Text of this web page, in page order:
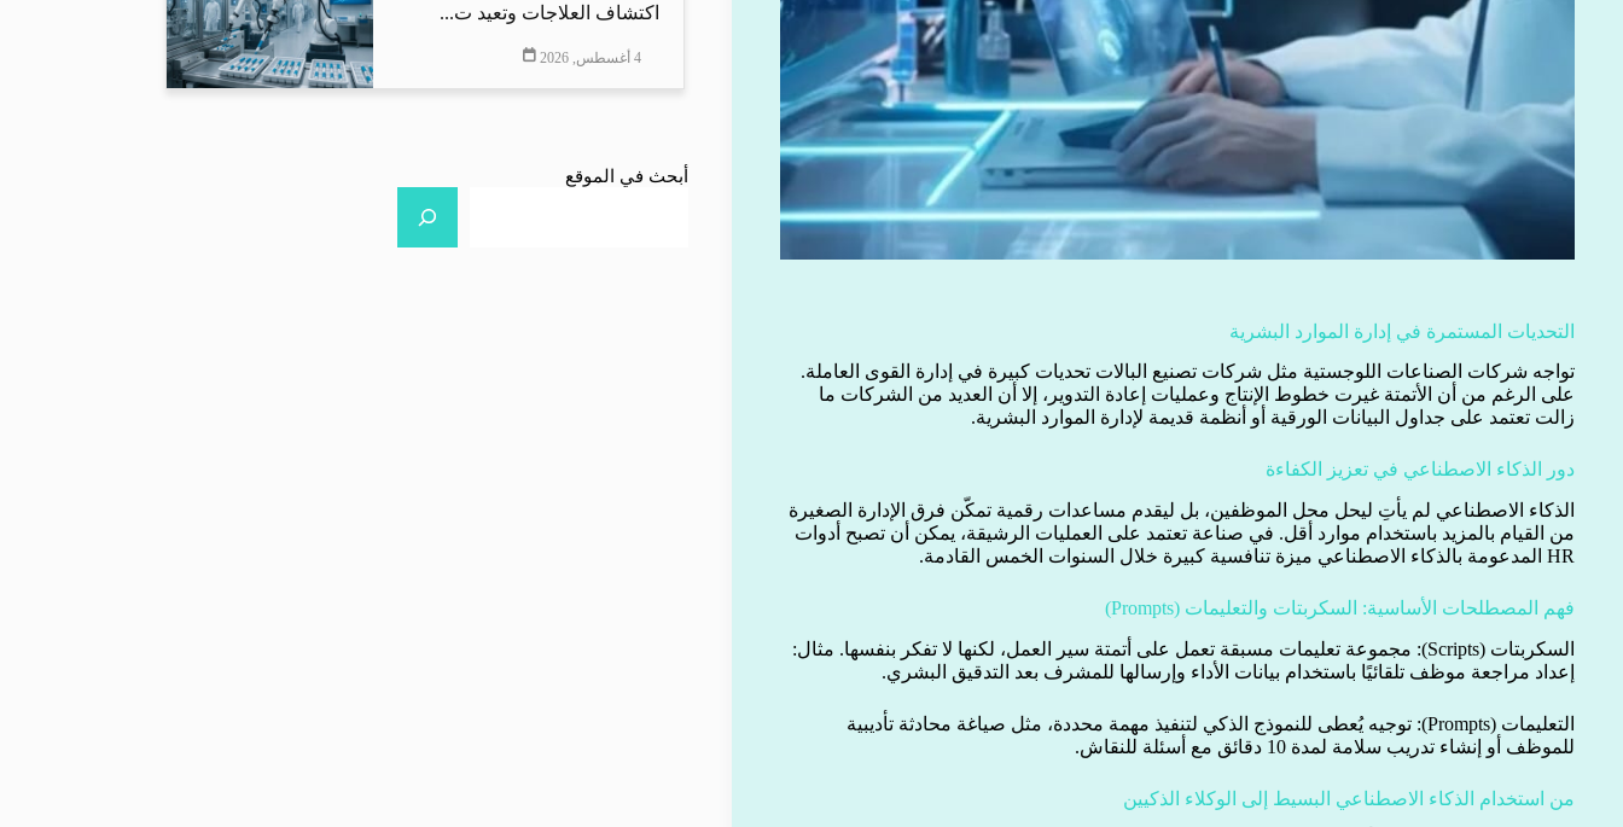
التحديات المستمرة في إدارة الموارد البشرية
تواجه شركات الصناعات اللوجستية مثل شركات تصنيع البالات تحديات كبيرة في إدارة القوى العاملة.
على الرغم من أن الأتمتة غيرت خطوط الإنتاج وعمليات إعادة التدوير، إلا أن العديد من الشركات ما
زالت تعتمد على جداول البيانات الورقية أو أنظمة قديمة لإدارة الموارد البشرية.
دور الذكاء الاصطناعي في تعزيز الكفاءة
الذكاء الاصطناعي لم يأتِ ليحل محل الموظفين، بل ليقدم مساعدات رقمية تمكّن فرق الإدارة الصغيرة
من القيام بالمزيد باستخدام موارد أقل. في صناعة تعتمد على العمليات الرشيقة، يمكن أن تصبح أدوات
HR المدعومة بالذكاء الاصطناعي ميزة تنافسية كبيرة خلال السنوات الخمس القادمة.
فهم المصطلحات الأساسية: السكربتات والتعليمات (Prompts)
السكربتات (Scripts): مجموعة تعليمات مسبقة تعمل على أتمتة سير العمل، لكنها لا تفكر بنفسها. مثال:
إعداد مراجعة موظف تلقائيًا باستخدام بيانات الأداء وإرسالها للمشرف بعد التدقيق البشري.
التعليمات (Prompts): توجيه يُعطى للنموذج الذكي لتنفيذ مهمة محددة، مثل صياغة محادثة تأديبية
للموظف أو إنشاء تدريب سلامة لمدة 10 دقائق مع أسئلة للنقاش.
من استخدام الذكاء الاصطناعي البسيط إلى الوكلاء الذكيين
اكتشاف العلاجات وتعيد ت...
4 أغسطس, 2026
أبحث في الموقع